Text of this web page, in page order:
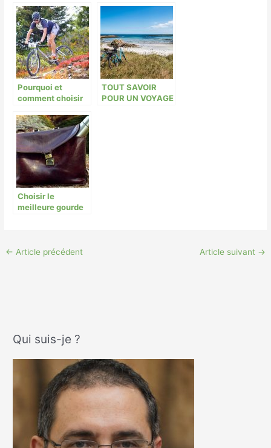
correctement et
en faisant du vélo
Pourquoi et
comment choisir
TOUT SAVOIR
POUR UN VOYAGE
Choisir le
meilleure gourde
← Article précédent Article suivant →
Qui suis-je ?